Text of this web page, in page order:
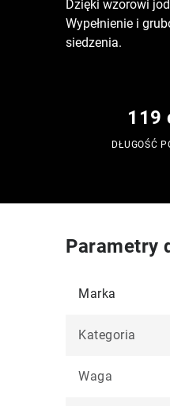
Dzięki wzorowi
Wypełnienie i
siedzenia.
119
DŁUGOŚĆ
Parametry
Marka
Kategoria
Waga